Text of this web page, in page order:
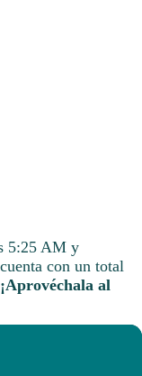
5:25 AM y
con un total
¡Aprovéchala al